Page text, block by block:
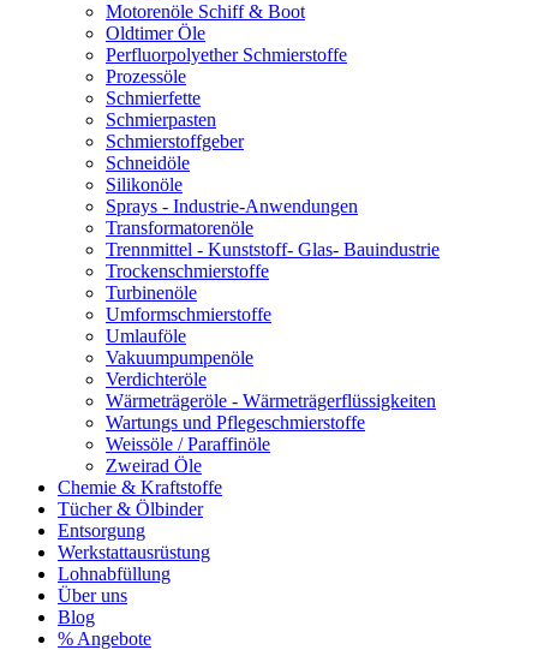
Motorenöle Schiff & Boot
Oldtimer Öle
Perfluorpolyether Schmierstoffe
Prozessöle
Schmierfette
Schmierpasten
Schmierstoffgeber
Schneidöle
Silikonöle
Sprays - Industrie-Anwendungen
Transformatorenöle
Trennmittel - Kunststoff- Glas- Bauindustrie
Trockenschmierstoffe
Turbinenöle
Umformschmierstoffe
Umlauföle
Vakuumpumpenöle
Verdichteröle
Wärmeträgeröle - Wärmeträgerflüssigkeiten
Wartungs und Pflegeschmierstoffe
Weissöle / Paraffinöle
Zweirad Öle
Chemie & Kraftstoffe
Tücher & Ölbinder
Entsorgung
Werkstattausrüstung
Lohnabfüllung
Über uns
Blog
% Angebote